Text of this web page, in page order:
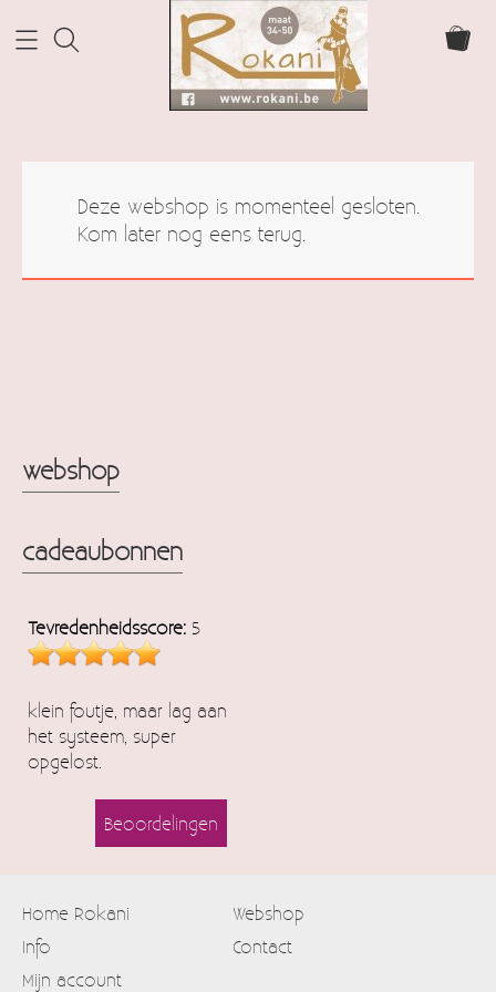
Webshop
webshop
cadeaubonnen
Tevredenheidsscore: 5
klein foutje, maar lag aan
het systeem, super
opgelost.
Beoordelingen
Deze webshop is momenteel gesloten.
Kom later nog eens terug.
Home Rokani
Webshop
Info
Contact
Mijn account